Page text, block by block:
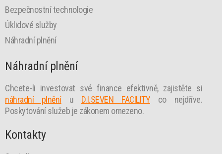
Bezpečnostní technologie
Úklidové služby
Náhradní plnění
Náhradní plnění
Chcete-li investovat své finance efektivně, zajistěte si
náhradní plněníu D.I.SEVEN FACILITY co nejdříve.
Poskytování služeb je zákonem omezeno.
Kontakty